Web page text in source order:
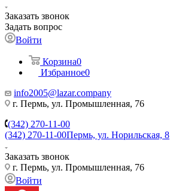
Заказать звонок
Задать вопрос
Войти
Корзина0
Избранное0
info2005@lazar.company
г. Пермь, ул. Промышленная, 76
(342) 270-11-00
(342) 270-11-00Пермь, ул. Норильская, 8
Заказать звонок
г. Пермь, ул. Промышленная, 76
Войти